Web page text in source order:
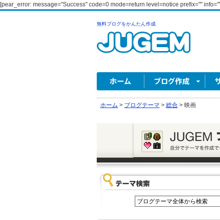
[pear_error: message="Success" code=0 mode=return level=notice prefix=""
無料ブログをかんたん作成
ホーム > ブログテーマ > 総合 > 映画